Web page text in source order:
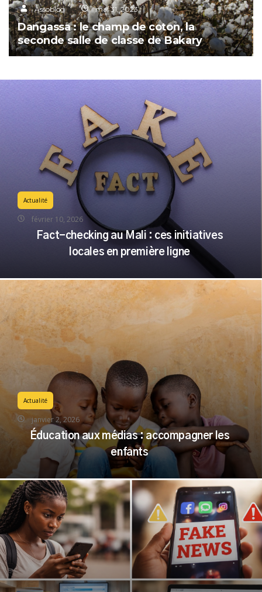
Assoblog mai 31, 2023
Dangassa : le champ de coton, la
seconde salle de classe de Bakary
Actualité
février 10, 2026
Fact-checking au Mali : ces initiatives
locales en première ligne
Actualité
janvier 2, 2026
Éducation aux médias : accompagner les
enfants